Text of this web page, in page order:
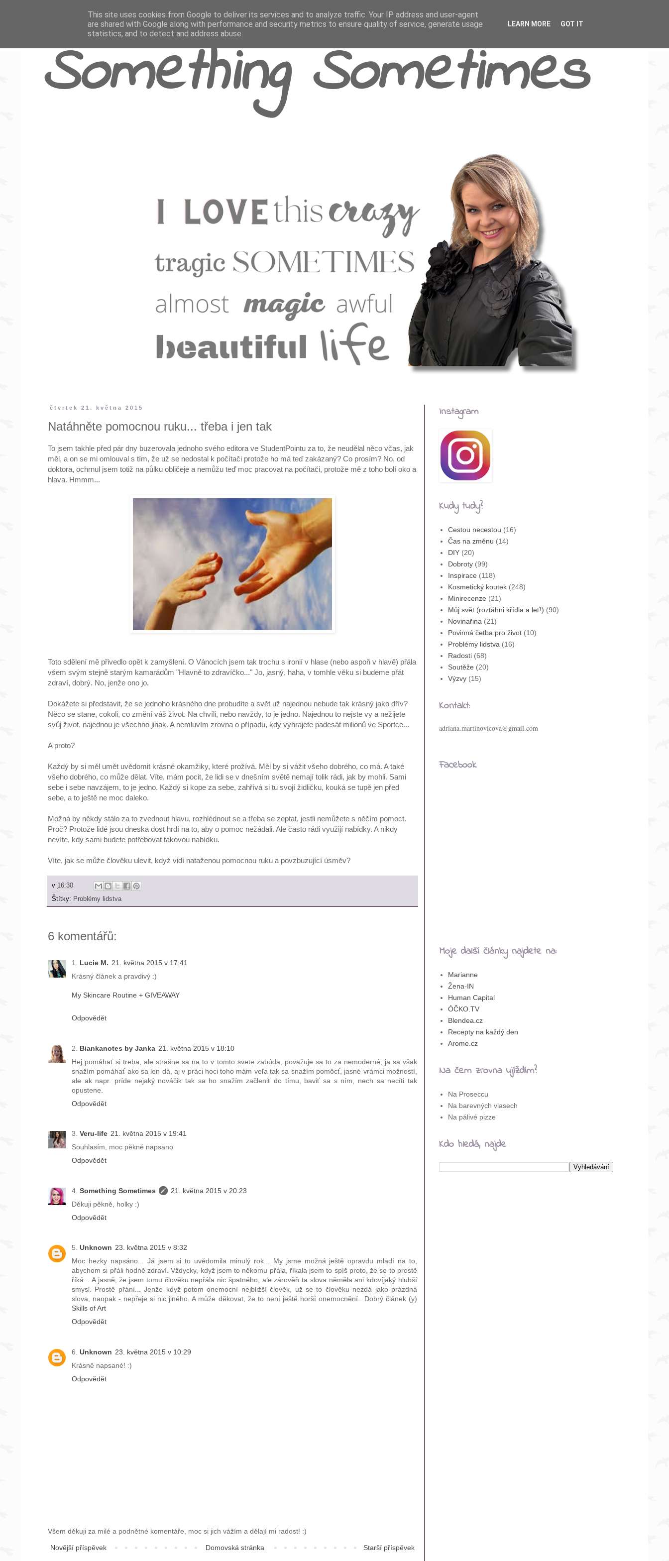
Something Sometimes
čtvrtek 21. května 2015
Natáhněte pomocnou ruku... třeba i jen tak
To jsem takhle před pár dny buzerovala jednoho svého editora ve StudentPointu za to, že neudělal něco včas, jak
měl, a on se mi omlouval s tím, že už se nedostal k počítači protože ho má teď zakázaný? Co prosím? No, od
doktora, ochrnul jsem totiž na půlku obličeje a nemůžu teď moc pracovat na počítači, protože mě z toho bolí oko a
hlava. Hmmm...
Toto sdělení mě přivedlo opět k zamyšlení. O Vánocích jsem tak trochu s ironií v hlase (nebo aspoň v hlavě) přála
všem svým stejně starým kamarádům "Hlavně to zdravíčko..." Jo, jasný, haha, v tomhle věku si budeme přát
zdraví, dobrý. No, jenže ono jo.
Dokážete si představit, že se jednoho krásného dne probudíte a svět už najednou nebude tak krásný jako dřív?
Něco se stane, cokoli, co změní váš život. Na chvíli, nebo navždy, to je jedno. Najednou to nejste vy a nežijete
svůj život, najednou je všechno jinak. A nemluvím zrovna o případu, kdy vyhrajete padesát milionů ve Sportce...
A proto?
Každý by si měl umět uvědomit krásné okamžiky, které prožívá. Měl by si vážit všeho dobrého, co má. A také
všeho dobrého, co může dělat. Víte, mám pocit, že lidi se v dnešním světě nemají tolik rádi, jak by mohli. Sami
sebe i sebe navzájem, to je jedno. Každý si kope za sebe, zahřívá si tu svojí židličku, kouká se tupě jen před
sebe, a to ještě ne moc daleko.
Možná by někdy stálo za to zvednout hlavu, rozhlédnout se a třeba se zeptat, jestli nemůžete s něčím pomoct.
Proč? Protože lidé jsou dneska dost hrdí na to, aby o pomoc nežádali. Ale často rádi využijí nabídky. A nikdy
nevíte, kdy sami budete potřebovat takovou nabídku.
Víte, jak se může člověku ulevit, když vidí nataženou pomocnou ruku a povzbuzující úsměv?
v 16:30
Štítky: Problémy lidstva
6 komentářů:
Lucie M. 21. května 2015 v 17:41
Krásný článek a pravdivý :)
My Skincare Routine + GIVEAWAY
Odpovědět
Biankanotes by Janka 21. května 2015 v 18:10
Hej pomáhať si treba, ale strašne sa na to v tomto svete zabúda, považuje sa to za nemoderné, ja sa však
snažím pomáhať ako sa len dá, aj v práci hoci toho mám veľa tak sa snažím pomôcť, jasné vrámci možností,
ale ak napr. príde nejaký nováčik tak sa ho snažím začleniť do tímu, baviť sa s ním, nech sa necíti tak
opustene.
Odpovědět
Veru-life 21. května 2015 v 19:41
Souhlasím, moc pěkně napsano
Odpovědět
Something Sometimes
21. května 2015 v 20:23
Děkuji pěkně, holky :)
Odpovědět
Unknown 23. května 2015 v 8:32
Moc hezky napsáno... Já jsem si to uvědomila minulý rok... My jsme možná ještě opravdu mladí na to,
abychom si přáli hodně zdraví. Vždycky, když jsem to někomu přála, říkala jsem to spíš proto, že se to prostě
říká... A jasně, že jsem tomu člověku nepřála nic špatného, ale zárověň ta slova něměla ani kdovíjaký hlubší
smysl. Prostě přání... Jenže když potom onemocní nejbližší člověk, už se to člověku nezdá jako prázdná
slova, naopak - nepřeje si nic jiného. A může děkovat, že to není ještě horší onemocnění.. Dobrý článek (y)
Skills of Art
Odpovědět
Unknown 23. května 2015 v 10:29
Krásně napsané! :)
Odpovědět
Všem děkuji za milé a podnětné komentáře, moc si jich vážím a dělají mi radost! :)
Novější příspěvek Starší příspěvek
Domovská stránka
Instagram
Kudy tudy?
Cestou necestou (16)
Čas na změnu (14)
DIY (20)
Dobroty (99)
Inspirace (118)
Kosmetický koutek (248)
Minirecenze (21)
Můj svět (roztáhni křídla a leť!) (90)
Novinařina (21)
Povinná četba pro život (10)
Problémy lidstva (16)
Radosti (68)
Soutěže (20)
Výzvy (15)
Kontakt:
adriana.martinovicova@gmail.com
Facebook
Moje další články najdete na:
Marianne
Žena-IN
Human Capital
ÓČKO.TV
Blendea.cz
Recepty na každý den
Arome.cz
Na čem zrovna ujíždím?
Na Proseccu
Na barevných vlasech
Na pálivé pizze
Kdo hledá, najde
This site uses cookies from Google to deliver its services and to analyze traffic. Your IP address and user-agent
are shared with Google along with performance and security metrics to ensure quality of service, generate usage
statistics, and to detect and address abuse.
LEARN MORE GOT IT